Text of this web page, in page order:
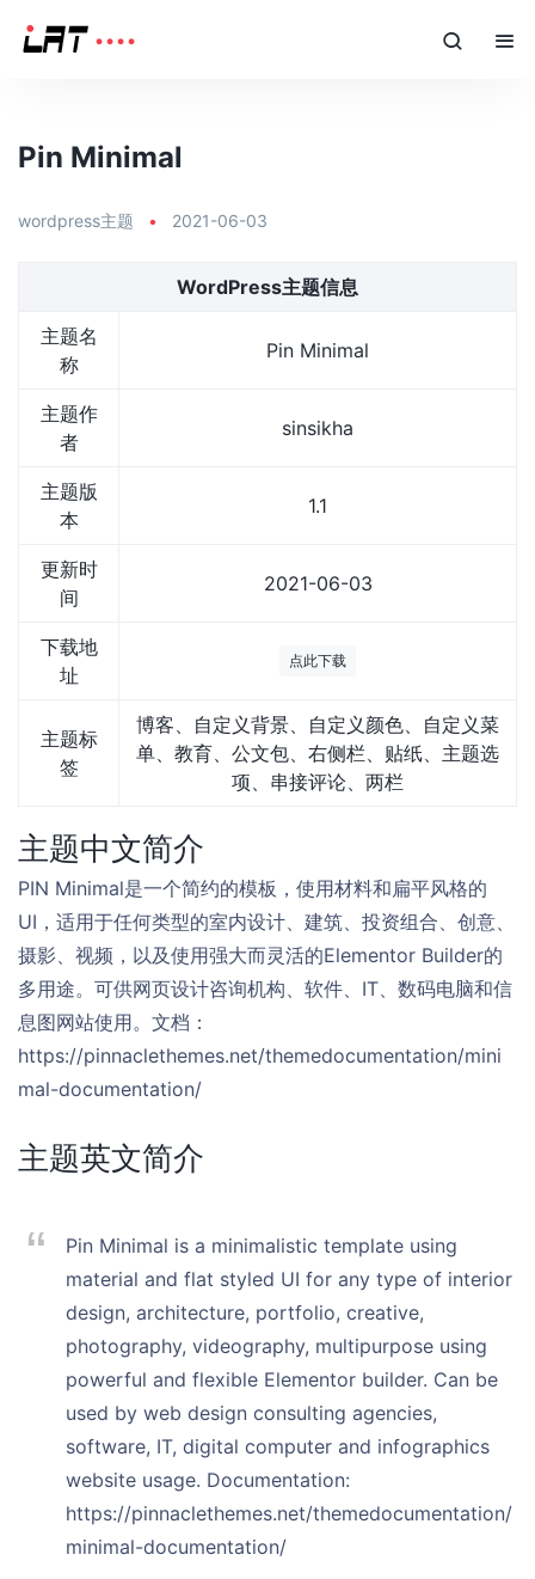
Pin Minimal
wordpress主题 • 2021-06-03
WordPress主题信息
主题名
称
Pin Minimal
主题作
者
sinsikha
主题版
本
1.1
更新时
间
2021-06-03
下载地
址
点此下载
主题标
签
博客、自定义背景、自定义颜色、自定义菜
单、教育、公文包、右侧栏、贴纸、主题选
项、串接评论、两栏
主题中文简介
PIN Minimal是一个简约的模板，使用材料和扁平风格的
UI，适用于任何类型的室内设计、建筑、投资组合、创意、
摄影、视频，以及使用强大而灵活的Elementor Builder的
多用途。可供网页设计咨询机构、软件、IT、数码电脑和信
息图网站使用。文档：
https://pinnaclethemes.net/themedocumentation/mini
mal-documentation/
主题英文简介
Pin Minimal is a minimalistic template using
material and flat styled UI for any type of interior
design, architecture, portfolio, creative,
photography, videography, multipurpose using
powerful and flexible Elementor builder. Can be
used by web design consulting agencies,
software, IT, digital computer and infographics
website usage. Documentation:
https://pinnaclethemes.net/themedocumentation/
minimal-documentation/